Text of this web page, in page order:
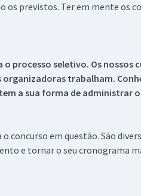
previstos. Ter em mente os
processo seletivo. Os
trabalham.
a sua forma de administrar
concurso em questão. São
e tornar o seu cronograma